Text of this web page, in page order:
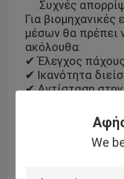
We
Συχνές
Για
μέσων θα πρέπει
ακόλουθα:
✔ Έλεγχος
✔ Ικανότητα
✔ Αντίσταση
✔
Το MBBR δεν
μέσων στην